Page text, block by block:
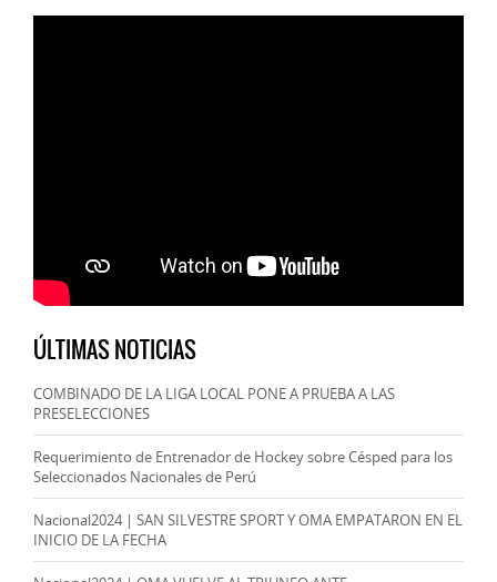
ÚLTIMAS NOTICIAS
COMBINADO DE LA LIGA LOCAL PONE A PRUEBA A LAS
PRESELECCIONES
Requerimiento de Entrenador de Hockey sobre Césped para los
Seleccionados Nacionales de Perú
Nacional2024 | SAN SILVESTRE SPORT Y OMA EMPATARON EN EL
INICIO DE LA FECHA